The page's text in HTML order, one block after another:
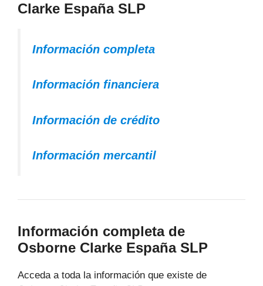
Clarke España SLP
Información completa
Información financiera
Información de crédito
Información mercantil
Información completa de
Osborne Clarke España SLP
Acceda a toda la información que existe de